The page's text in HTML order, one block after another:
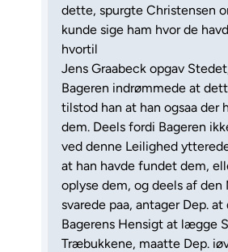
dette, spurgte Christensen
kunde sige ham hvor de
hvortil
Jens Graabeck opgav
Bageren indrømmede at
tilstod han at han ogsaa der
dem. Deels fordi Bageren
ved denne Leilighed
at han havde fundet dem,
oplyse dem, og deels af den
svarede paa, antager Dep. at
Bagerens Hensigt at lægge
Træbukkene, maatte Dep.